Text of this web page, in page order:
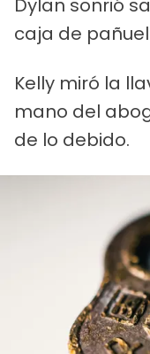
Dylan sonrió
caja de
Kelly miró la
mano del
de lo debido.